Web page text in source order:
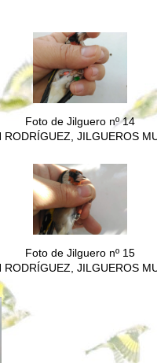
Foto de Jilguero nº 14
RODRÍGUEZ, JILGUEROS
Foto de Jilguero nº 15
RODRÍGUEZ, JILGUEROS